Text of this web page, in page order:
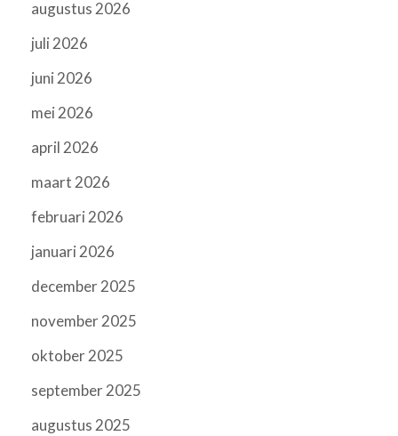
augustus 2026
juli 2026
juni 2026
mei 2026
april 2026
maart 2026
februari 2026
januari 2026
december 2025
november 2025
oktober 2025
september 2025
augustus 2025